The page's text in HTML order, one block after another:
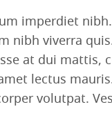
imperdiet
nibh viverra
at dui mattis,
lectus
volutpat.